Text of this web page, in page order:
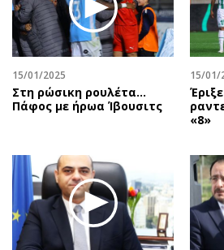
15/01/2025
Στη ρώσικη ρουλέτα...
Πάφος με ήρωα Ίβουσιτς
15/01/
«8»